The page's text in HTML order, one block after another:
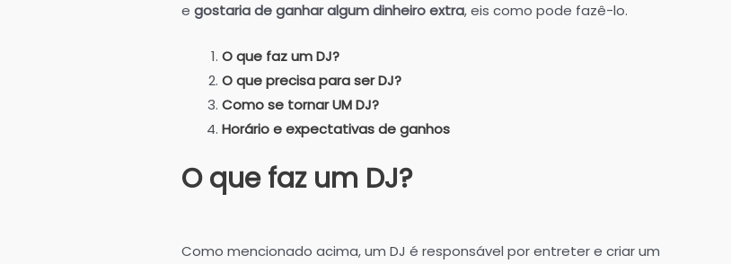
e gostaria de ganhar algum dinheiro extra, eis como pode fazê-lo.
O que faz um DJ?
O que precisa para ser DJ?
Como se tornar UM DJ?
Horário e expectativas de ganhos
O que faz um DJ?
Como mencionado acima, um DJ é responsável por entreter e criar um